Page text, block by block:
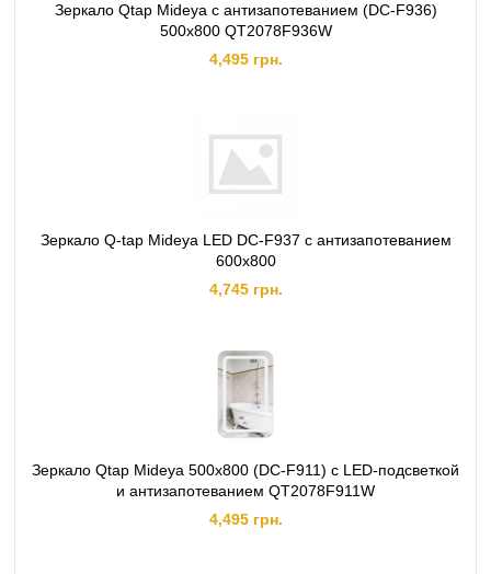
Зеркало Qtap Mideya с антизапотеванием (DC-F936)
500х800 QT2078F936W
4,495 грн.
Зеркало Q-tap Mideya LED DC-F937 с антизапотеванием
600х800
4,745 грн.
Зеркало Qtap Mideya 500х800 (DC-F911) с LED-подсветкой
и антизапотеванием QT2078F911W
4,495 грн.